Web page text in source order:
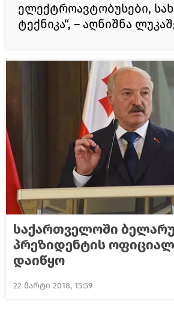
ელექტროავტობუსები,
ტექნიკა“, – აღნიშნა
საქართველოში
პრეზიდენტის
დაიწყო
22 მარტი 2018, 15:59